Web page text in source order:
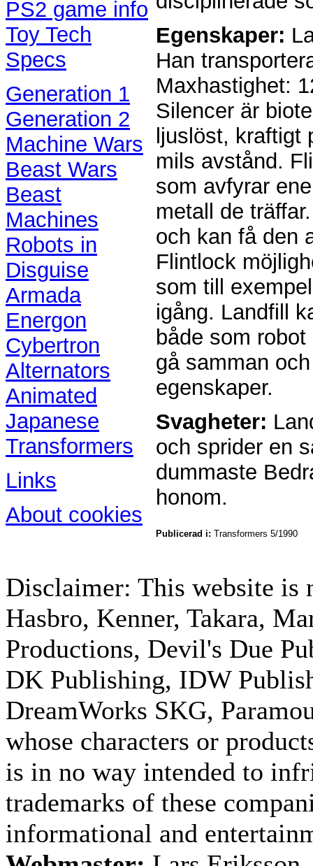
PS2 game info
Toy Tech
Specs
Generation 1
Generation 2
Machine Wars
Beast Wars
Beast
Machines
Robots in
Disguise
Armada
Energon
Cybertron
Alternators
Animated
Japanese
Transformers
Links
About cookies
Egenskaper:
Han
Maxhastighet:
Silencer är
ljuslöst, kraftigt
mils avstånd.
som avfyrar
metall de
och kan få den
Flintlock
som till
igång. Landfill
både som
gå samman
egenskaper.
Svagheter:
och sprider en
dummaste
honom.
Publicerad i: Transformers 5/1990
Disclaimer: This website is
Hasbro, Kenner, Takara,
Productions, Devil's Due
DK Publishing, IDW
DreamWorks SKG,
whose characters or
is in no way intended to
trademarks of these
informational and